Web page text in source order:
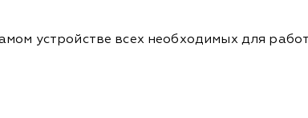
устройстве всех необходимых для